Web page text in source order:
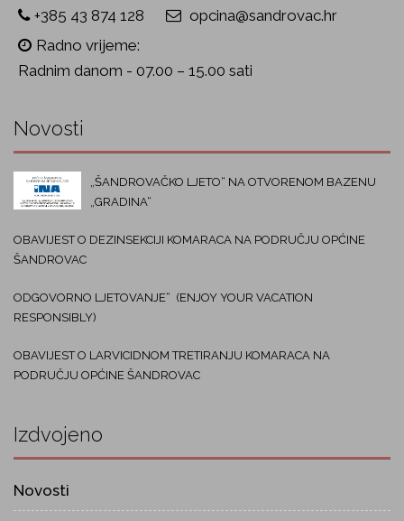
+385 43 874 128
opcina@sandrovac.hr
Radno vrijeme:
Radnim danom - 07.00 – 15.00 sati
Novosti
„ŠANDROVAČKO LJETO“ NA OTVORENOM BAZENU
„GRADINA“
OBAVIJEST O DEZINSEKCIJI KOMARACA NA PODRUČJU OPĆINE
ŠANDROVAC
ODGOVORNO LJETOVANJE“ (ENJOY YOUR VACATION
RESPONSIBLY)
OBAVIJEST O LARVICIDNOM TRETIRANJU KOMARACA NA
PODRUČJU OPĆINE ŠANDROVAC
Izdvojeno
Novosti